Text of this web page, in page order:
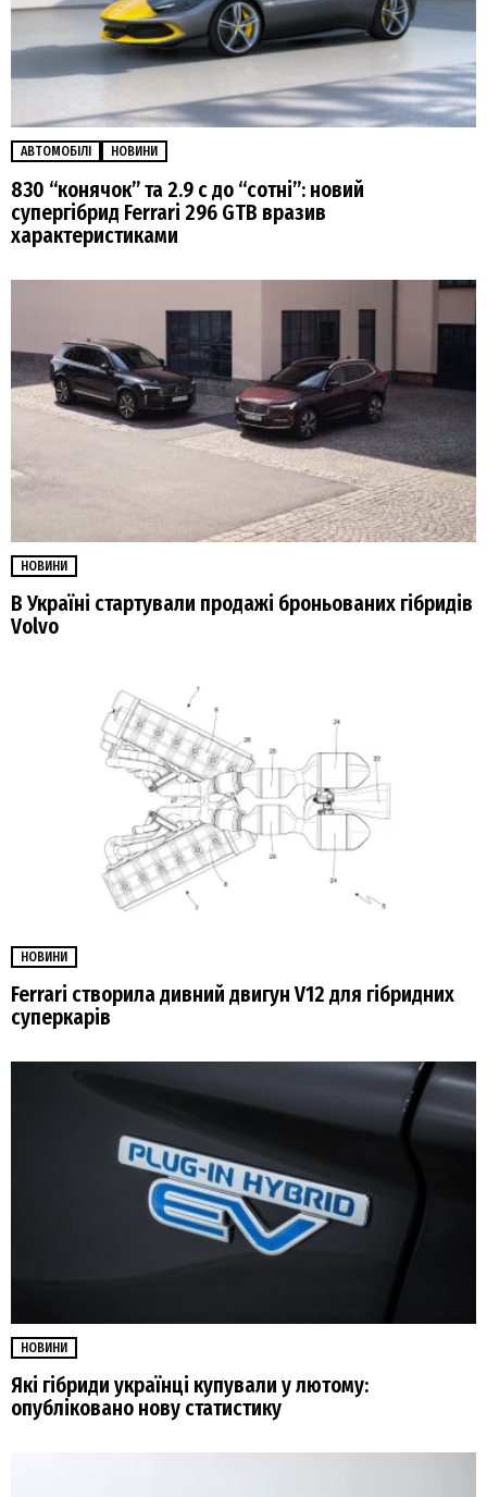
АВТОМОБІЛІ НОВИНИ
830 “конячок” та 2.9 с до “сотні”: новий
супергібрид Ferrari 296 GTB вразив
характеристиками
НОВИНИ
В Україні стартували продажі броньованих гібридів
Volvo
НОВИНИ
Ferrari створила дивний двигун V12 для гібридних
суперкарів
НОВИНИ
Які гібриди українці купували у лютому:
опубліковано нову статистику